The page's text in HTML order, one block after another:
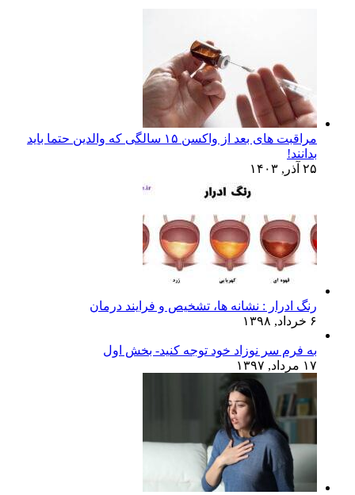
مراقبت های بعد از واکسن ۱۵ سالگی که والدین حتما باید
بدانند!
۲۵ آذر, ۱۴۰۳
رنگ ادرار : نشانه ها، تشخیص و فرایند درمان
۶ خرداد, ۱۳۹۸
به فرم سر نوزاد خود توجه کنید- بخش اول
۱۷ مرداد, ۱۳۹۷